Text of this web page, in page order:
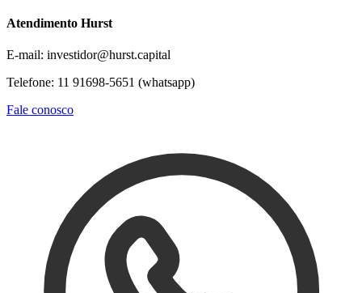
Atendimento Hurst
E-mail: investidor@hurst.capital
Telefone: 11 91698-5651 (whatsapp)
Fale conosco